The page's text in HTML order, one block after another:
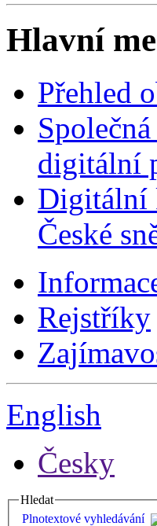
Hlavní
Přehled
digitální
Digitální
České
Rejstříky
English
Česky
Hledat
Plnotextové vyhledávání